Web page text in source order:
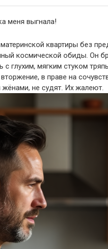
меня выгнала!
квартиры без
космической обиды. Он
с глухим, мягким стуком
в праве на
не судят. Их жалеют.